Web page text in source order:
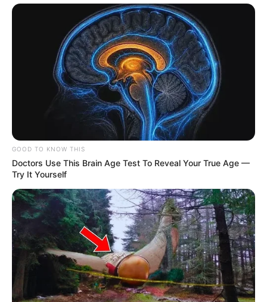
GOOD TO KNOW THIS
Doctors Use This Brain Age Test To Reveal Your True Age —
Try It Yourself